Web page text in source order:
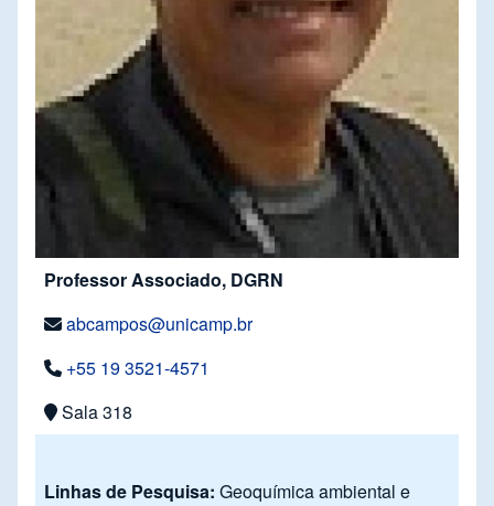
Professor Associado, DGRN
abcampos@unicamp.br
+55 19 3521-4571
Sala 318
Linhas de Pesquisa: Geoquímica ambiental e